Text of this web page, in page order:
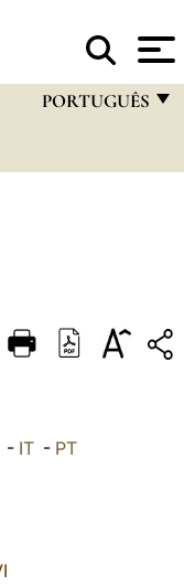
PORTUGUÊS
DEUTSCH
العربيّة IT- PT